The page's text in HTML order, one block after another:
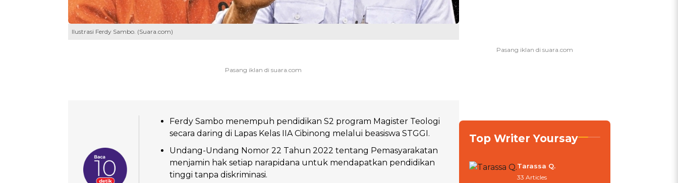
Ilustrasi Ferdy Sambo. (Suara.com)
Ferdy Sambo menempuh pendidikan S2 program Magister Teologi
secara daring di Lapas Kelas IIA Cibinong melalui beasiswa STGGI.
Undang-Undang Nomor 22 Tahun 2022 tentang Pemasyarakatan
menjamin hak setiap narapidana untuk mendapatkan pendidikan
tinggi tanpa diskriminasi.
Top Writer Yoursay
Tarassa Q.
33 Articles